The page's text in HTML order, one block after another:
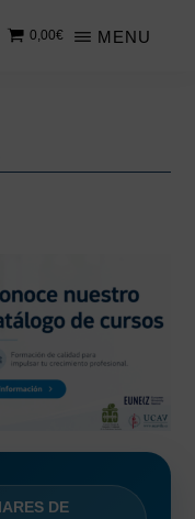
MENU
0,00€
DE